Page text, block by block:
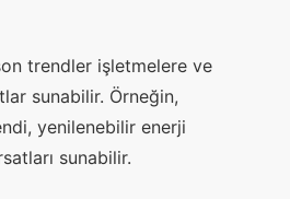
trendler işletmelere ve
sunabilir. Örneğin,
yenilenebilir enerji
sunabilir.